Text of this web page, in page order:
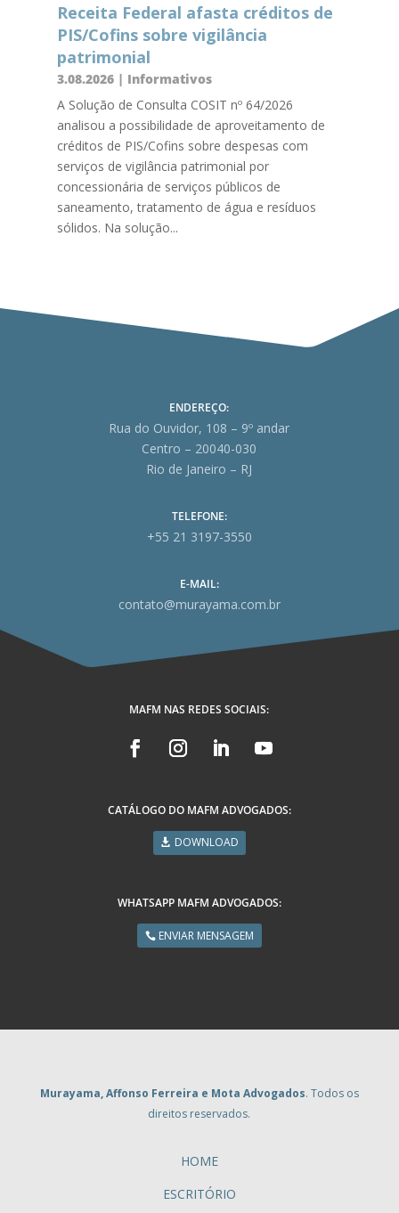
Receita Federal afasta créditos de
PIS/Cofins sobre vigilância
patrimonial
3.08.2026| Informativos
A Solução de Consulta COSIT nº 64/2026
analisou a possibilidade de aproveitamento de
créditos de PIS/Cofins sobre despesas com
serviços de vigilância patrimonial por
concessionária de serviços públicos de
saneamento, tratamento de água e resíduos
sólidos. Na solução...
ENDEREÇO:
Rua do Ouvidor, 108 – 9º andar
Centro – 20040-030
Rio de Janeiro – RJ
TELEFONE:
+55 21 3197-3550
E-MAIL:
contato@murayama.com.br
MAFM NAS REDES SOCIAIS:
CATÁLOGO DO MAFM ADVOGADOS:
DOWNLOAD
WHATSAPP MAFM ADVOGADOS:
ENVIAR MENSAGEM
Murayama, Affonso Ferreira e Mota Advogados. Todos os
direitos reservados.
HOME
ESCRITÓRIO